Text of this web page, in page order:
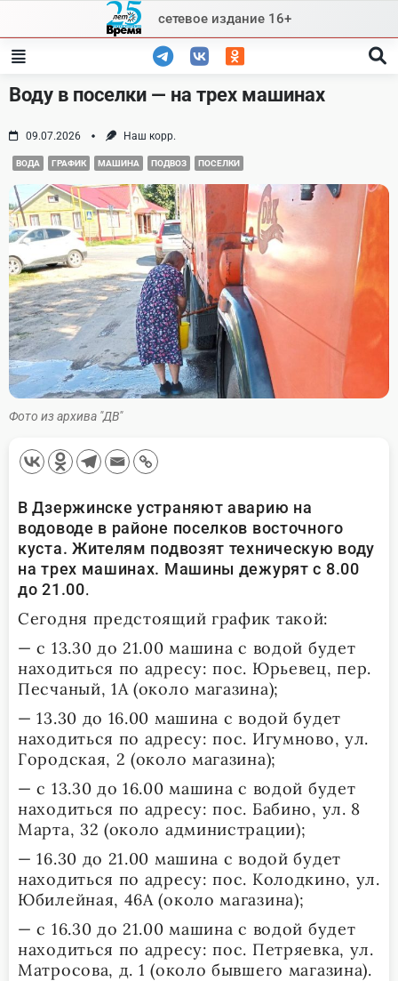
content
сетевое издание 16+
Воду в поселки — на трех машинах
09.07.2026 Наш корр.
ВОДА ГРАФИК МАШИНА ПОДВОЗ ПОСЕЛКИ
Фото из архива "ДВ"
В Дзержинске устраняют аварию на
водоводе в районе поселков восточного
куста. Жителям подвозят техническую воду
на трех машинах. Машины дежурят с 8.00
до 21.00.
Сегодня предстоящий график такой:
— с 13.30 до 21.00 машина с водой будет
находиться по адресу: пос. Юрьевец, пер.
Песчаный, 1А (около магазина);
— 13.30 до 16.00 машина с водой будет
находиться по адресу: пос. Игумново, ул.
Городская, 2 (около магазина);
— с 13.30 до 16.00 машина с водой будет
находиться по адресу: пос. Бабино, ул. 8
Марта, 32 (около администрации);
— 16.30 до 21.00 машина с водой будет
находиться по адресу: пос. Колодкино, ул.
Юбилейная, 46А (около магазина);
— с 16.30 до 21.00 машина с водой будет
находиться по адресу: пос. Петряевка, ул.
Матросова, д. 1 (около бывшего магазина).